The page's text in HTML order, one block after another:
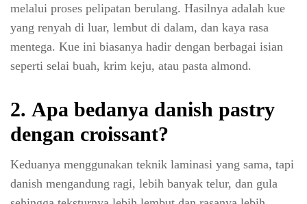
melalui proses pelipatan berulang. Hasilnya adalah kue
yang renyah di luar, lembut di dalam, dan kaya rasa
mentega. Kue ini biasanya hadir dengan berbagai isian
seperti selai buah, krim keju, atau pasta almond.
2. Apa bedanya danish pastry
dengan croissant?
Keduanya menggunakan teknik laminasi yang sama, tapi
danish mengandung ragi, lebih banyak telur, dan gula